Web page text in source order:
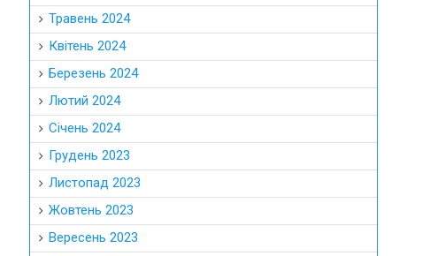
Травень 2024
Квітень 2024
Березень 2024
Лютий 2024
Січень 2024
Грудень 2023
Листопад 2023
Жовтень 2023
Вересень 2023